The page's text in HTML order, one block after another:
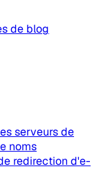
de blog
serveurs de
noms
redirection d'e-